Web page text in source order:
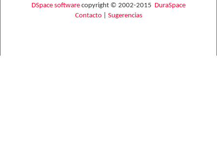
DSpace software copyright © 2002-2015 DuraSpace
Contacto| Sugerencias